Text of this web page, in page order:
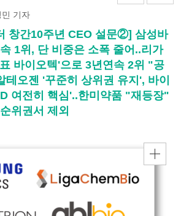
기자
창간10주년 CEO 설문②] 삼성바
1위, 단 비중은 소폭 줄어..리가
바이오텍'으로 3년연속 2위 "공
테오젠 '꾸준히 상위권 유지', 바이
여전히 핵심'..한미약품 "재등장"
위권서 제외